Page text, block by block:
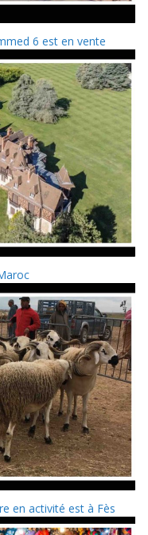
6 est en vente
en activité est à Fès